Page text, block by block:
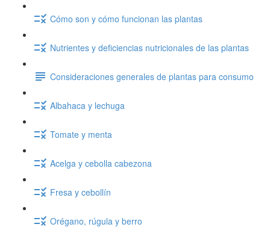
Cómo son y cómo funcionan las plantas
Nutrientes y deficiencias nutricionales de las plantas
Consideraciones generales de plantas para consumo
Albahaca y lechuga
Tomate y menta
Acelga y cebolla cabezona
Fresa y cebollín
Orégano, rúgula y berro